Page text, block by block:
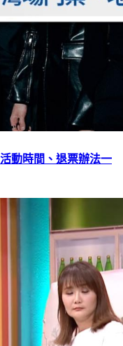
動時間、退票辦法一